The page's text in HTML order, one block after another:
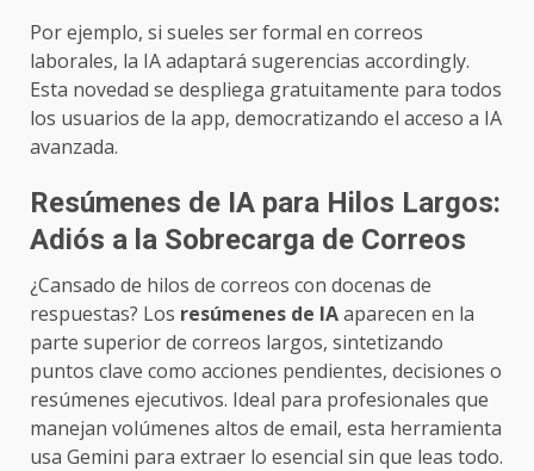
Por ejemplo, si sueles ser formal en correos
laborales, la IA adaptará sugerencias accordingly.
Esta novedad se despliega gratuitamente para todos
los usuarios de la app, democratizando el acceso a IA
avanzada.
Resúmenes de IA para Hilos Largos:
Adiós a la Sobrecarga de Correos
¿Cansado de hilos de correos con docenas de
respuestas? Los resúmenes de IAaparecen en la
parte superior de correos largos, sintetizando
puntos clave como acciones pendientes, decisiones o
resúmenes ejecutivos. Ideal para profesionales que
manejan volúmenes altos de email, esta herramienta
usa Gemini para extraer lo esencial sin que leas todo.